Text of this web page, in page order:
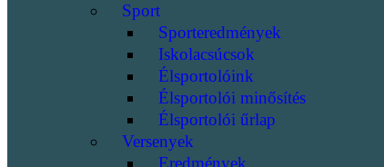
Sport
Sporteredmények
Iskolacsúcsok
Élsportolóink
Élsportolói minősítés
Élsportolói űrlap
Versenyek
Eredmények